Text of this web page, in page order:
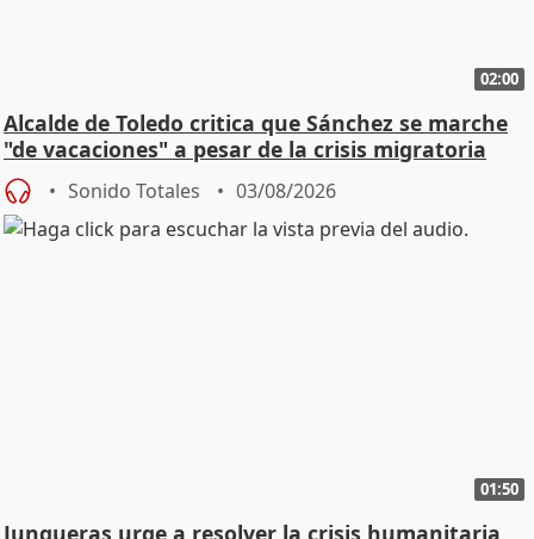
02:00
Alcalde de Toledo critica que Sánchez se marche
"de vacaciones" a pesar de la crisis migratoria
Sonido Totales 03/08/2026
01:50
Junqueras urge a resolver la crisis humanitaria